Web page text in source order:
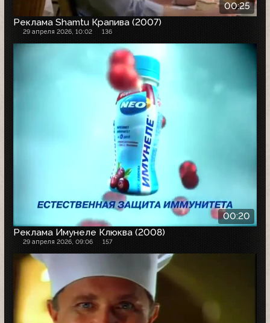
00:25
Реклама Shamtu Крапива (2007)
29 апреля 2026, 10:02 136
00:20
Реклама Имунеле Клюква (2008)
29 апреля 2026, 09:06 157